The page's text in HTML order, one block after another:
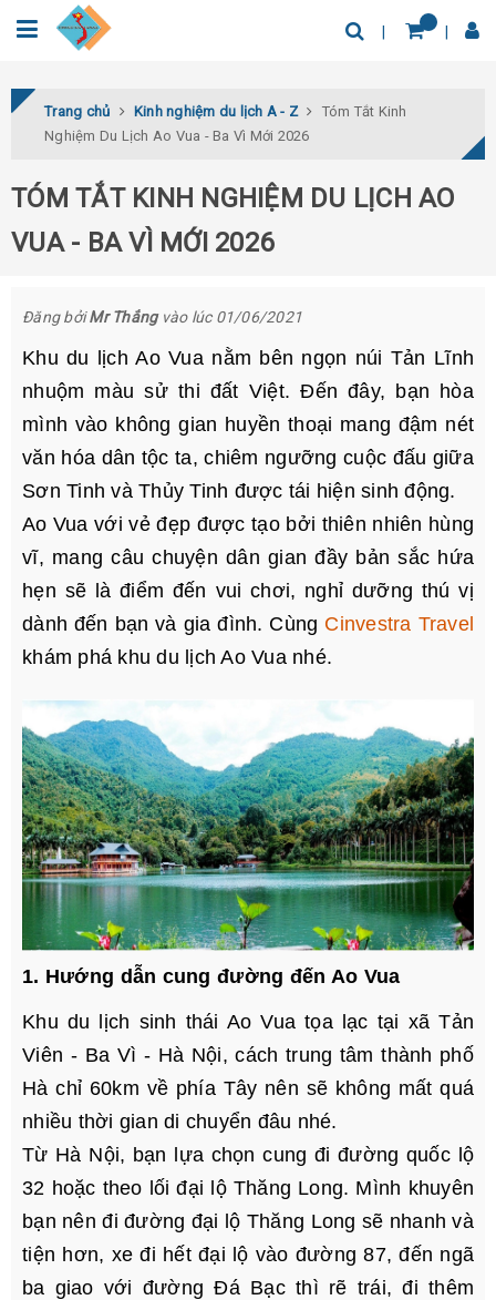
0932.04.03.78 Tìm thêm địa điểm
Trang chủ Kinh nghiệm du lịch A - Z
Tóm Tắt Kinh
Nghiệm Du Lịch Ao Vua - Ba Vì Mới 2026
TÓM TẮT KINH NGHIỆM DU LỊCH AO
VUA - BA VÌ MỚI 2026
Đăng bởiMr Thắngvào lúc 01/06/2021
Khu du lịch Ao Vua nằm bên ngọn núi Tản Lĩnh
nhuộm màu sử thi đất Việt. Đến đây, bạn hòa
mình vào không gian huyền thoại mang đậm nét
văn hóa dân tộc ta, chiêm ngưỡng cuộc đấu giữa
Sơn Tinh và Thủy Tinh được tái hiện sinh động.
Ao Vua với vẻ đẹp được tạo bởi thiên nhiên hùng
vĩ, mang câu chuyện dân gian đầy bản sắc hứa
hẹn sẽ là điểm đến vui chơi, nghỉ dưỡng thú vị
dành đến bạn và gia đình. Cùng Cinvestra Travel
khám phá khu du lịch Ao Vua nhé.
1. Hướng dẫn cung đường đến Ao Vua
Khu du lịch sinh thái Ao Vua tọa lạc tại xã Tản
Viên - Ba Vì - Hà Nội, cách trung tâm thành phố
Hà chỉ 60km về phía Tây nên sẽ không mất quá
nhiều thời gian di chuyển đâu nhé.
Từ Hà Nội, bạn lựa chọn cung đi đường quốc lộ
32 hoặc theo lối đại lộ Thăng Long. Mình khuyên
bạn nên đi đường đại lộ Thăng Long sẽ nhanh và
tiện hơn, xe đi hết đại lộ vào đường 87, đến ngã
ba giao với đường Đá Bạc thì rẽ trái, đi thêm